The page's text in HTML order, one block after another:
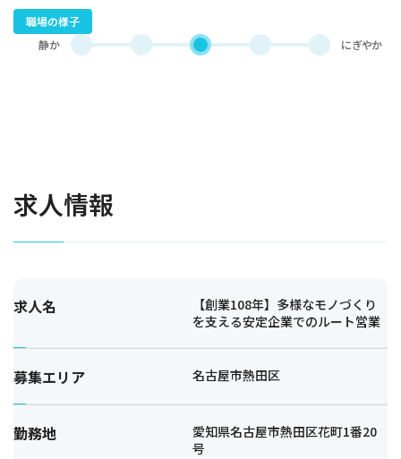
職場の様子
静か
にぎやか
求人情報
求人名
【創業108年】多様なモノづくり
を支える安定企業でのルート営業
募集エリア 名古屋市熱田区
勤務地
愛知県名古屋市熱田区花町1番20
号